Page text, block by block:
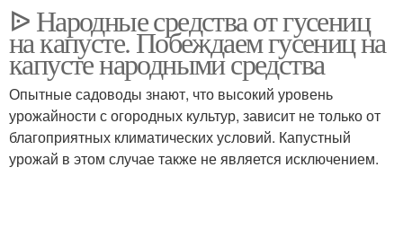
ᐉ Народные средства от гусениц
на капусте. Побеждаем гусениц на
капусте народными средства
Опытные садоводы знают, что высокий уровень
урожайности с огородных культур, зависит не только от
благоприятных климатических условий. Капустный
урожай в этом случае также не является исключением.